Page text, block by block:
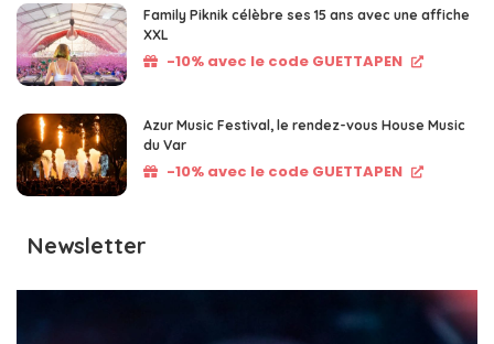
Family Piknik célèbre ses 15 ans avec une affiche
XXL
-10% avec le code GUETTAPEN
Azur Music Festival, le rendez-vous House Music
du Var
-10% avec le code GUETTAPEN
Newsletter